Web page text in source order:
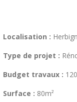
Localisation :
Type de projet :
Budget travaux :
Surface : 80m²